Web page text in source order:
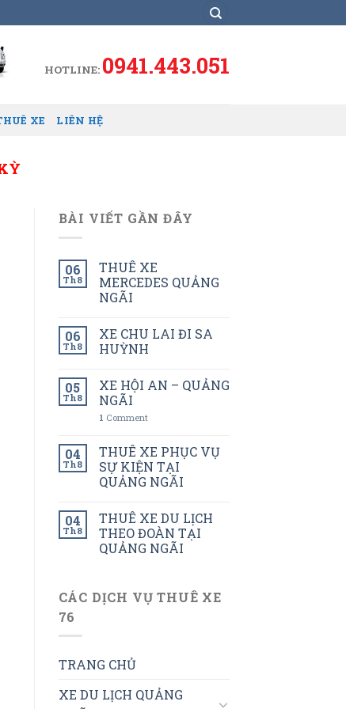
HOTLINE: 0941.443.051
XE LIÊN HỆ
BÀI VIẾT GẦN ĐÂY
06
Th8
THUÊ XE
MERCEDES QUẢNG
NGÃI
06
Th8
XE CHU LAI ĐI SA
HUỲNH
05
Th8
XE HỘI AN – QUẢNG
NGÃI
1 Comment
04
Th8
THUÊ XE PHỤC VỤ
SỰ KIỆN TẠI
QUẢNG NGÃI
04
Th8
THUÊ XE DU LỊCH
THEO ĐOÀN TẠI
QUẢNG NGÃI
CÁC DỊCH VỤ THUÊ XE
76
TRANG CHỦ
XE DU LỊCH QUẢNG